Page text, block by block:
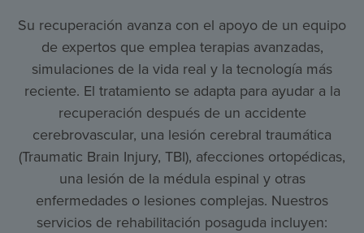
Su recuperación avanza con el apoyo de un equipo
de expertos que emplea terapias avanzadas,
simulaciones de la vida real y la tecnología más
reciente. El tratamiento se adapta para ayudar a la
recuperación después de un accidente
cerebrovascular, una lesión cerebral traumática
(Traumatic Brain Injury, TBI), afecciones ortopédicas,
una lesión de la médula espinal y otras
enfermedades o lesiones complejas. Nuestros
servicios de rehabilitación posaguda incluyen: